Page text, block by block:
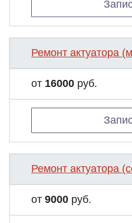
Ремонт актуатора
от 16000 руб.
Ремонт актуатора
от 9000 руб.